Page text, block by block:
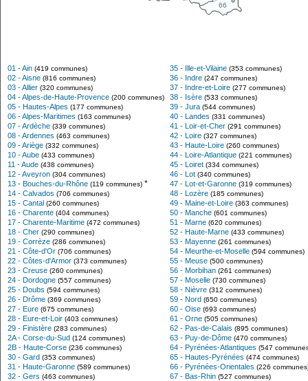
66
01 - Ain (419 communes)
02 - Aisne (816 communes)
03 - Allier (320 communes)
04 - Alpes-de-Haute-Provence (200 communes)
05 - Hautes-Alpes (177 communes)
06 - Alpes-Maritimes (163 communes)
07 - Ardèche (339 communes)
08 - Ardennes (463 communes)
09 - Ariège (332 communes)
10 - Aube (433 communes)
11 - Aude (438 communes)
12 - Aveyron (304 communes)
13 - Bouches-du-Rhône (119 communes) *
14 - Calvados (706 communes)
15 - Cantal (260 communes)
16 - Charente (404 communes)
17 - Charente-Maritime (472 communes)
18 - Cher (290 communes)
19 - Corrèze (286 communes)
21 - Côte-d'Or (706 communes)
22 - Côtes-d'Armor (373 communes)
23 - Creuse (260 communes)
24 - Dordogne (557 communes)
25 - Doubs (594 communes)
26 - Drôme (369 communes)
27 - Eure (675 communes)
28 - Eure-et-Loir (403 communes)
29 - Finistère (283 communes)
2A - Corse-du-Sud (124 communes)
2B - Haute-Corse (236 communes)
30 - Gard (353 communes)
31 - Haute-Garonne (589 communes)
32 - Gers (463 communes)
35 - Ille-et-Vilaine (353 communes)
36 - Indre (247 communes)
37 - Indre-et-Loire (277 communes)
38 - Isère (533 communes)
39 - Jura (544 communes)
40 - Landes (331 communes)
41 - Loir-et-Cher (291 communes)
42 - Loire (327 communes)
43 - Haute-Loire (260 communes)
44 - Loire-Atlantique (221 communes)
45 - Loiret (334 communes)
46 - Lot (340 communes)
47 - Lot-et-Garonne (319 communes)
48 - Lozère (185 communes)
49 - Maine-et-Loire (363 communes)
50 - Manche (601 communes)
51 - Marne (620 communes)
52 - Haute-Marne (433 communes)
53 - Mayenne (261 communes)
54 - Meurthe-et-Moselle (594 communes)
55 - Meuse (500 communes)
56 - Morbihan (261 communes)
57 - Moselle (730 communes)
58 - Nièvre (312 communes)
59 - Nord (650 communes)
60 - Oise (693 communes)
61 - Orne (505 communes)
62 - Pas-de-Calais (895 communes)
63 - Puy-de-Dôme (470 communes)
64 - Pyrénées-Atlantiques (547
65 - Hautes-Pyrénées (474 communes)
66 - Pyrénées-Orientales (226
67 - Bas-Rhin (527 communes)